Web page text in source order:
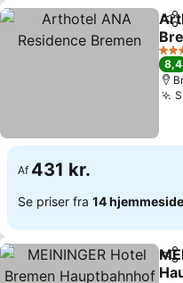
Del
Se
3
8,4
Af 431 kr.
Se priser fra 14
Del